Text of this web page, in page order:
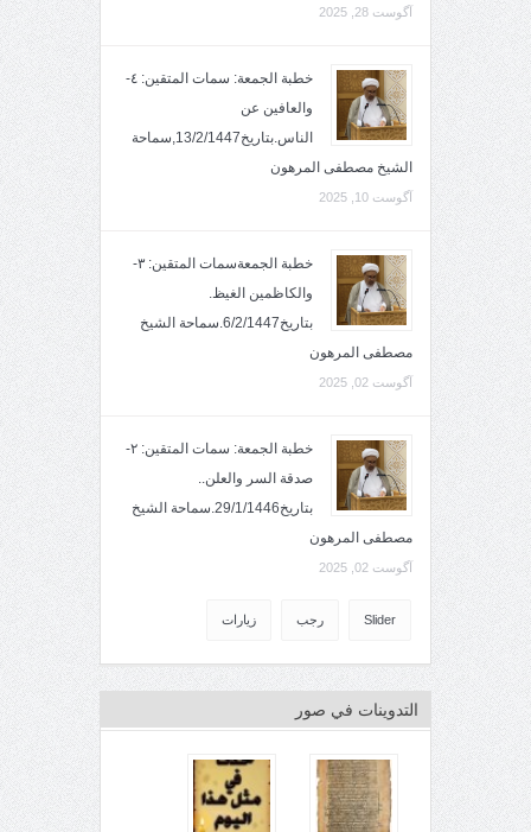
آگوست 28, 2025
خطبة الجمعة: سمات المتقين: ٤-
والعافين عن
الناس.بتاريخ13/2/1447,سماحة
الشيخ مصطفى المرهون
آگوست 10, 2025
خطبة الجمعةسمات المتقين: ٣-
والكاظمين الغيظ.
بتاريخ6/2/1447.سماحة الشيخ
مصطفى المرهون
آگوست 02, 2025
خطبة الجمعة: سمات المتقين: ٢-
صدقة السر والعلن..
بتاريخ29/1/1446.سماحة الشيخ
مصطفى المرهون
آگوست 02, 2025
Slider رجب زيارات
التدوينات في صور